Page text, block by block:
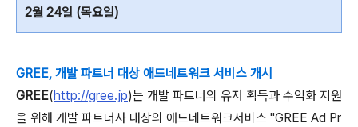
2월 24일 (목요일)
GREE, 개발 파트너 대상 애드네트워크 서비스 개시
GREE(http://gree.jp)는 개발 파트너의 유저 획득과 수익화 지원
을 위해 개발 파트너사 대상의 애드네트워크서비스 "GREE Ad Pr